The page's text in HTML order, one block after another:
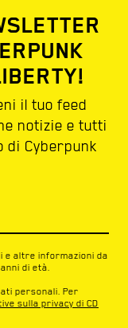
il tuo feed
notizie e tutti
di Cyberpunk
e altre informazioni da
di età.
personali. Per
sulla privacy di CD